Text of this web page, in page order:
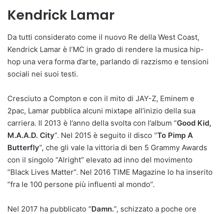
Kendrick Lamar
Da tutti considerato come il nuovo Re della West Coast,
Kendrick Lamar è l’MC in grado di rendere la musica hip-
hop una vera forma d’arte, parlando di razzismo e tensioni
sociali nei suoi testi.
Cresciuto a Compton e con il mito di JAY-Z, Eminem e
2pac, Lamar pubblica alcuni mixtape all’inizio della sua
carriera. Il 2013 è l’anno della svolta con l’album “Good Kid,
M.A.A.D. City”. Nel 2015 è seguito il disco “To Pimp A
Butterfly”, che gli vale la vittoria di ben 5 Grammy Awards
con il singolo “Alright” elevato ad inno del movimento
“Black Lives Matter”. Nel 2016 TIME Magazine lo ha inserito
“fra le 100 persone più influenti al mondo”.
Nel 2017 ha pubblicato “Damn.”, schizzato a poche ore